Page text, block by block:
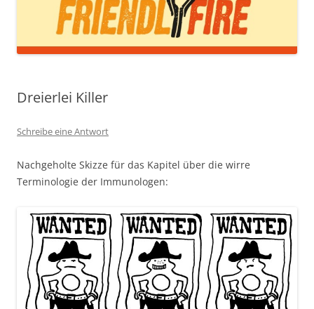
Dreierlei Killer
Schreibe eine Antwort
Nachgeholte Skizze für das Kapitel über die wirre
Terminologie der Immunologen: